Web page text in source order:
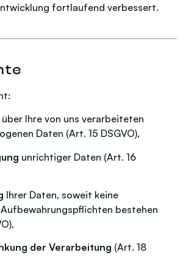
fortlaufend verbessert.
über Ihre von uns verarbeiteten
Daten (Art. 15 DSGVO),
unrichtiger Daten (Art. 16
Ihrer Daten, soweit keine
bestehen
der Verarbeitung (Art. 18